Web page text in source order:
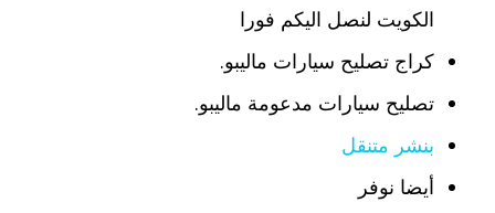
الكويت لنصل اليكم فورا
كراج تصليح سيارات ماليبو.
تصليح سيارات مدعومة ماليبو.
بنشر متنقل
أيضا نوفر